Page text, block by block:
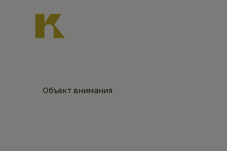
Объект внимания